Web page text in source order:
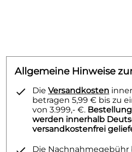
Allgemeine Hinweise
Die Versandkosten
betragen 5,99 € bis zu
von 3.999,- €.
werden innerhalb
versandkostenfrei
Die Nachnahmegebühr